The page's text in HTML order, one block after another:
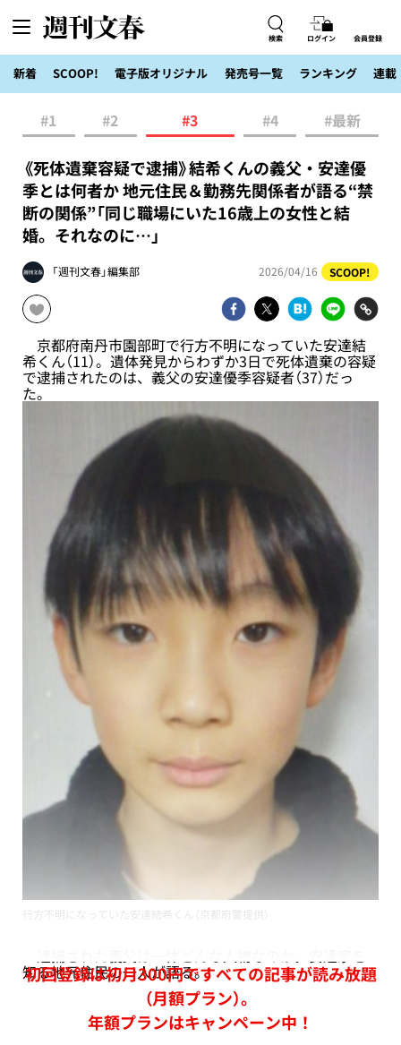
検索 ログイン 会員登録
新着 SCOOP! 電子版オリジナル 発売号一覧 ランキング 連載
#1 #2 #3 #4 #最新
《死体遺棄容疑で逮捕》結希くんの義父・安達優
季とは何者か 地元住民＆勤務先関係者が語る“禁
断の関係”「同じ職場にいた16歳上の女性と結
婚。それなのに…」
「週刊文春」編集部 2026/04/16 SCOOP!
京都府南丹市園部町で行方不明になっていた安達結
希くん（11）。遺体発見からわずか3日で死体遺棄の容疑
で逮捕されたのは、義父の安達優季容疑者（37）だっ
た。
行方不明になっていた安達結希くん（京都府警提供）
知る地元住民の一人が語る。
初回登録は初月300円ですべての記事が読み放題
（月額プラン）。
年額プランはキャンペーン中！